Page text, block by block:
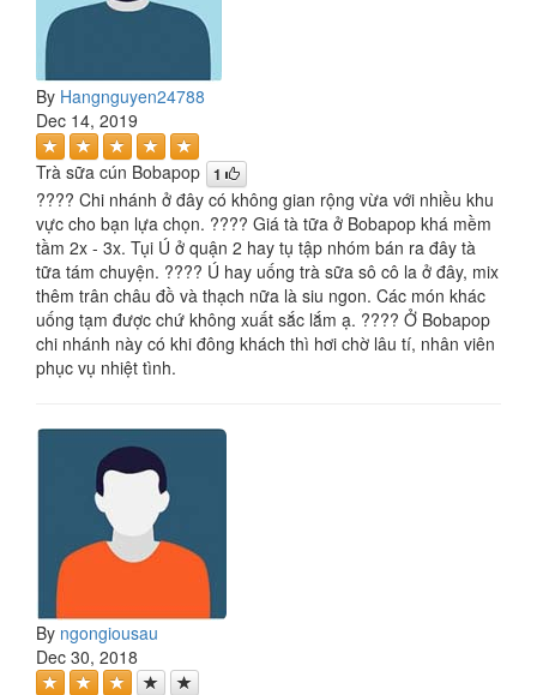
By Hangnguyen24788
Dec 14, 2019
Trà sữa cún Bobapop 1
???? Chi nhánh ở đây có không gian rộng vừa với nhiều khu
vực cho bạn lựa chọn. ???? Giá tà tữa ở Bobapop khá mềm
tầm 2x - 3x. Tụi Ú ở quận 2 hay tụ tập nhóm bán ra đây tà
tữa tám chuyện. ???? Ú hay uống trà sữa sô cô la ở đây, mix
thêm trân châu đồ và thạch nữa là siu ngon. Các món khác
uống tạm được chứ không xuất sắc lắm ạ. ???? Ở Bobapop
chi nhánh này có khi đông khách thì hơi chờ lâu tí, nhân viên
phục vụ nhiệt tình.
By ngongiousau
Dec 30, 2018